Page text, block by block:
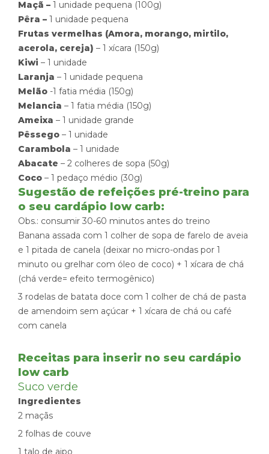
Maçã – 1 unidade pequena (100g)
Pêra – 1 unidade pequena
Frutas vermelhas (Amora, morango, mirtilo,
acerola, cereja) – 1 xícara (150g)
Kiwi – 1 unidade
Laranja – 1 unidade pequena
Melão -1 fatia média (150g)
Melancia – 1 fatia média (150g)
Ameixa – 1 unidade grande
Pêssego – 1 unidade
Carambola – 1 unidade
Abacate – 2 colheres de sopa (50g)
Coco – 1 pedaço médio (30g)
Sugestão de refeições pré-treino para
o seu cardápio low carb:
Obs.: consumir 30-60 minutos antes do treino
Banana assada com 1 colher de sopa de farelo de aveia
e 1 pitada de canela (deixar no micro-ondas por 1
minuto ou grelhar com óleo de coco) + 1 xícara de chá
(chá verde= efeito termogênico)
3 rodelas de batata doce com 1 colher de chá de pasta
de amendoim sem açúcar + 1 xícara de chá ou café
com canela
Receitas para inserir no seu cardápio
low carb
Suco verde
Ingredientes
2 maçãs
2 folhas de couve
1 talo de aipo